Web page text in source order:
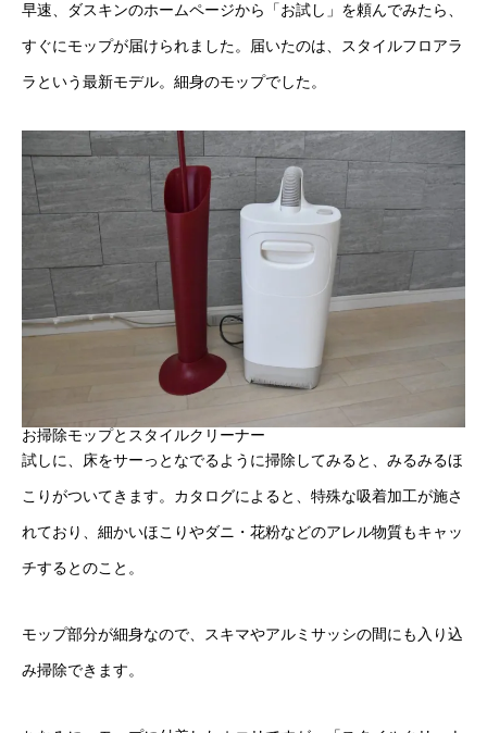
早速、ダスキンのホームページから「お試し」を頼んでみたら、
すぐにモップが届けられました。届いたのは、スタイルフロアラ
ラという最新モデル。細身のモップでした。
お掃除モップとスタイルクリーナー
試しに、床をサーっとなでるように掃除してみると、みるみるほ
こりがついてきます。カタログによると、特殊な吸着加工が施さ
れており、細かいほこりやダニ・花粉などのアレル物質もキャッ
チするとのこと。
モップ部分が細身なので、スキマやアルミサッシの間にも入り込
み掃除できます。